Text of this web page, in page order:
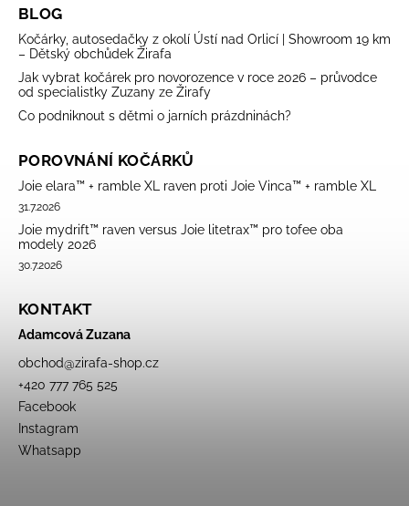
BLOG
Kočárky, autosedačky z okolí Ústí nad Orlicí | Showroom 19 km
– Dětský obchůdek Žirafa
Jak vybrat kočárek pro novorozence v roce 2026 – průvodce
od specialistky Zuzany ze Žirafy
Co podniknout s dětmi o jarních prázdninách?
POROVNÁNÍ KOČÁRKŮ
Joie elara™ + ramble XL raven proti Joie Vinca™ + ramble XL
31.7.2026
Joie mydrift™ raven versus Joie litetrax™ pro tofee oba
modely 2026
30.7.2026
KONTAKT
Adamcová Zuzana
obchod@zirafa-shop.cz
+420 777 765 525
Facebook
Instagram
Whatsapp